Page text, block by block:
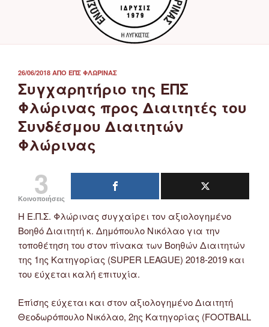
ΔΗΜΟΣΙΕΎΤΗΚΕ
ΣΤΙΣ
26/06/2018 ΑΠΌ ΕΠΣ ΦΛΏΡΙΝΑΣ
Συγχαρητήριο της ΕΠΣ
Φλώρινας προς Διαιτητές του
Συνδέσμου Διαιτητών
Φλώρινας
3
Κοινοποιήσεις
Η Ε.Π.Σ. Φλώρινας συγχαίρει τον αξιολογημένο
Βοηθό Διαιτητή κ. Δημόπουλο Νικόλαο για την
τοποθέτηση του στον πίνακα των Βοηθών Διαιτητών
της 1ης Κατηγορίας (SUPER LEAGUE) 2018-2019 και
του εύχεται καλή επιτυχία.
Επίσης εύχεται και στον αξιολογημένο Διαιτητή
Θεοδωρόπουλο Νικόλαο, 2ης Κατηγορίας (FOOTBALL